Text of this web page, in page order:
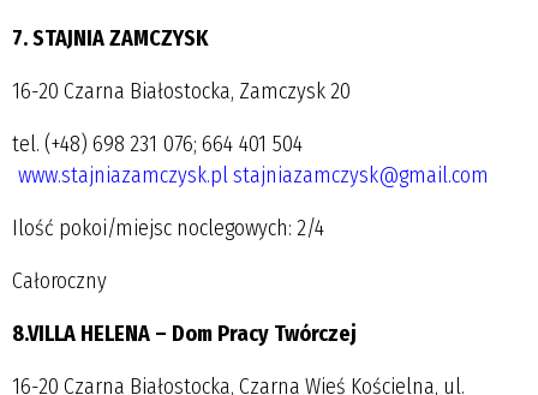
7. STAJNIA ZAMCZYSK
16-20 Czarna Białostocka, Zamczysk 20
tel. (+48) 698 231 076; 664 401 504
www.stajniazamczysk.plstajniazamczysk@gmail.com
Ilość pokoi/miejsc noclegowych: 2/4
Całoroczny
8.VILLA HELENA – Dom Pracy Twórczej
16-20 Czarna Białostocka, Czarna Wieś Kościelna, ul.